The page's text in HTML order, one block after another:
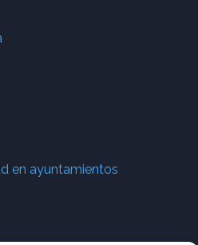
en ayuntamientos